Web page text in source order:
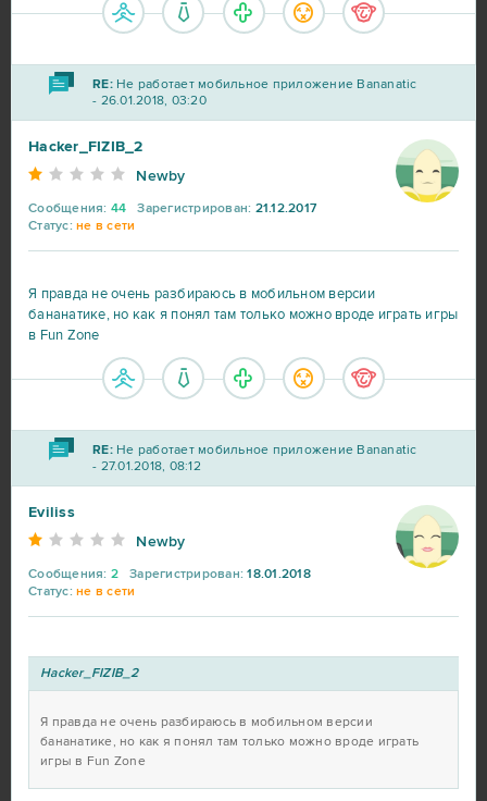
RE:Не работает мобильное приложение Bananatic
- 26.01.2018, 03:20
Hacker_FIZIB_2
Newby
Сообщения: 44 Зарегистрирован: 21.12.2017
Статус: не в сети
Я правда не очень разбираюсь в мобильном версии
бананатике, но как я понял там только можно вроде играть игры
в Fun Zone
RE:Не работает мобильное приложение Bananatic
- 27.01.2018, 08:12
Eviliss
Newby
Сообщения: 2 Зарегистрирован: 18.01.2018
Статус: не в сети
Hacker_FIZIB_2
Я правда не очень разбираюсь в мобильном версии
бананатике, но как я понял там только можно вроде играть
игры в Fun Zone